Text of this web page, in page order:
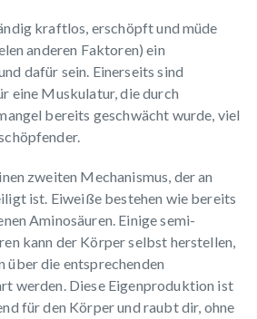
kraftlos, erschöpft und müde
anderen Faktoren) ein
dafür sein. Einerseits sind
eine Muskulatur, die durch
bereits geschwächt wurde, viel
zweiten Mechanismus, der an
ist. Eiweiße bestehen wie bereits
Aminosäuren. Einige semi-
kann der Körper selbst herstellen,
über die entsprechenden
werden. Diese Eigenproduktion ist
für den Körper und raubt dir, ohne